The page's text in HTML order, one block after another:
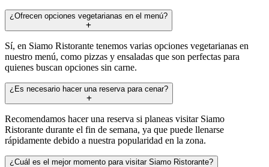
¿Ofrecen opciones vegetarianas en el menú?
Sí, en Siamo Ristorante tenemos varias opciones vegetarianas en
nuestro menú, como pizzas y ensaladas que son perfectas para
quienes buscan opciones sin carne.
¿Es necesario hacer una reserva para cenar?
Recomendamos hacer una reserva si planeas visitar Siamo
Ristorante durante el fin de semana, ya que puede llenarse
rápidamente debido a nuestra popularidad en la zona.
¿Cuál es el mejor momento para visitar Siamo Ristorante?